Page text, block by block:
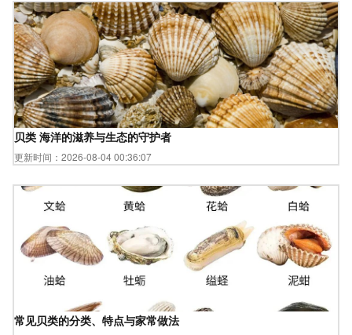
贝类 海洋的滋养与生态的守护者
更新时间：2026-08-04 00:36:07
常见贝类的分类、特点与家常做法